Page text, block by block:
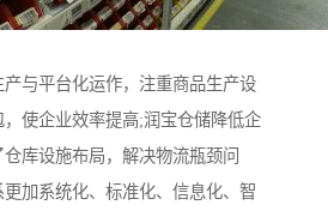
与平台化运作，注重商品生产设
使企业效率提高;润宝仓储降低企
库设施布局，解决物流瓶颈问
加系统化、标准化、信息化、智